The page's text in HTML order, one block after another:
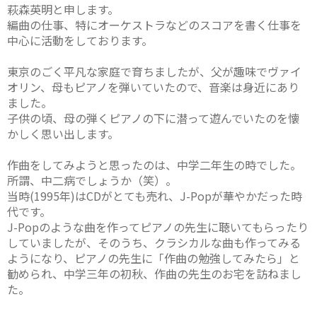
萩森英明と申します。
編曲の仕事、特にオーケストラなどのスコアを書く仕事を
中心に活動をしております。
東京のごく平凡な家庭で育ちましたが、父が趣味でヴァイ
オリン、母もピアノを弾いていたので、音楽は身近にあり
ました。
子供の頃、母の弾くピアノの下に潜って遊んでいたのを懐
かしく思い出します。
作曲をしてみようと思ったのは、中学二年生の時でした。
所謂、中二病でしょうか（笑）。
当時(1995年)はCDがとても売れ、J-Popが華やかだった時
代です。
J-Popのような曲を作ってピアノの先生に聴いてもらったり
していましたが、そのうち、クラシカルな曲も作ってみる
ようになり、ピアノの先生に「作曲の勉強してみたら」と
勧められ、中学三年の初秋、作曲の先生のお宅を訪ねまし
た。